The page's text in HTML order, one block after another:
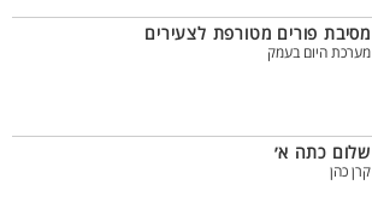
מסיבת פורים מטורפת לצעירים
מערכת היום בעמק
שלום כתה א׳
קרן כהן